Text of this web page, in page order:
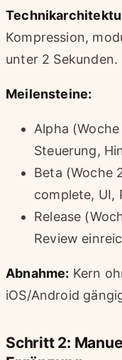
Kompression,
unter 2 Sekunden.
Meilensteine:
Alpha
Steuerung,
Beta (Woche
complete, UI,
Release
Review
Abnahme: Kern
iOS/Android
Schritt 2: